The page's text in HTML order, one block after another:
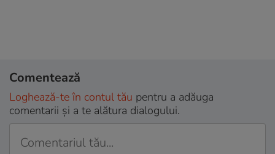
Comentează
Loghează-te în contul tău pentru a adăuga
comentarii și a te alătura dialogului.